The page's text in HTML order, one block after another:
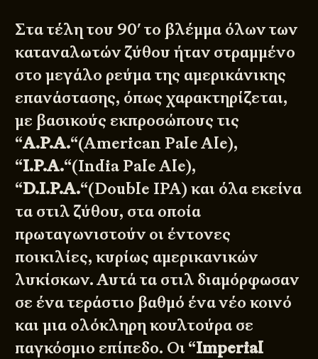
Στα τέλη του 90′ το βλέμμα όλων των
καταναλωτών ζύθου ήταν στραμμένο
στο μεγάλο ρεύμα της αμερικάνικης
επανάστασης, όπως χαρακτηρίζεται,
με βασικούς εκπροσώπους τις
“A.P.A.“(American Pale Ale),
“I.P.A.“(India Pale Ale),
“D.I.P.A.“(Double IPA) και όλα εκείνα
τα στιλ ζύθου, στα οποία
πρωταγωνιστούν οι έντονες
ποικιλίες, κυρίως αμερικανικών
λυκίσκων. Αυτά τα στιλ διαμόρφωσαν
σε ένα τεράστιο βαθμό ένα νέο κοινό
και μια ολόκληρη κουλτούρα σε
παγκόσμιο επίπεδο. Οι “Imperial